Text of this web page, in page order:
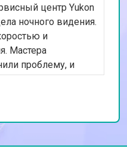
центр Yukon
ночного видения.
и
Мастера
проблему, и
новый. Особенно
на ремонт.